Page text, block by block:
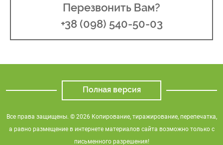
Перезвонить Вам?
+38 (098) 540-50-03
Полная версия
Все права защищены. © 2026 Копирование, тиражирование, перепечатка,
а равно размещение в интернете материалов сайта возможно только с
письменного разрешения!